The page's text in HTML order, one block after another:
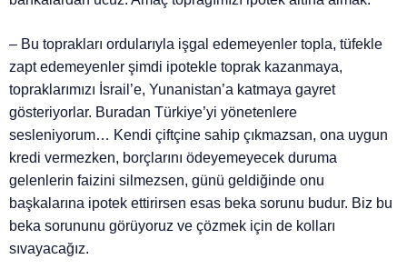
– Bu toprakları ordularıyla işgal edemeyenler topla, tüfekle
zapt edemeyenler şimdi ipotekle toprak kazanmaya,
topraklarımızı İsrail’e, Yunanistan’a katmaya gayret
gösteriyorlar. Buradan Türkiye’yi yönetenlere
sesleniyorum… Kendi çiftçine sahip çıkmazsan, ona uygun
kredi vermezken, borçlarını ödeyemeyecek duruma
gelenlerin faizini silmezsen, günü geldiğinde onu
başkalarına ipotek ettirirsen esas beka sorunu budur. Biz bu
beka sorununu görüyoruz ve çözmek için de kolları
sıvayacağız.